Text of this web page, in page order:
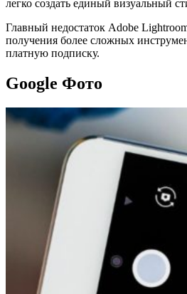
легко создать единый визуальный
Главный недостаток Adobe
получения более сложных
платную подписку.
Google Фото